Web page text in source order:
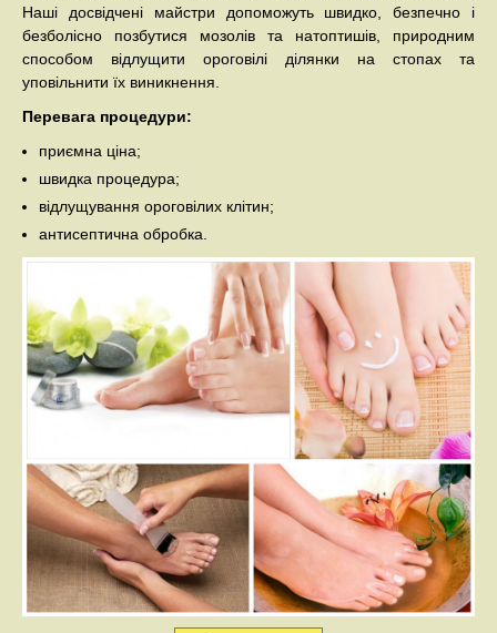
Наші досвідчені майстри допоможуть швидко, безпечно і
безболісно позбутися мозолів та натоптишів, природним
способом відлущити ороговілі ділянки на стопах та
уповільнити їх виникнення.
Перевага процедури:
приємна ціна;
швидка процедура;
відлущування ороговілих клітин;
антисептична обробка.